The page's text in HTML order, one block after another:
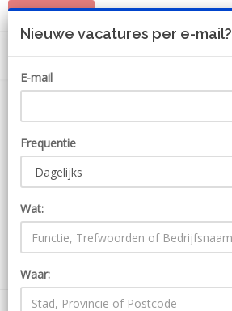
PLAATS JOB
ZOEKEN
Nieuwe vacatures per e-mail?
E-mail
Frequentie
Wat:
Waar: